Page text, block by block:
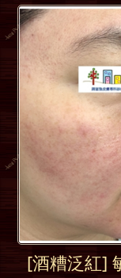
[酒糟泛紅]